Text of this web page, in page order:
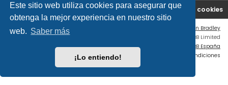
Este sitio web utiliza cookies para asegurar que
obtenga la mejor experiencia en nuestro sitio
web. Saber más
¡Lo entiendo!
Portal Índice general Borrar cookies
Contáctenos
Ian Bradley
Desarrollado por
® Forum Software © phpBB Limited
Traducción al español por
phpBB España
Condiciones